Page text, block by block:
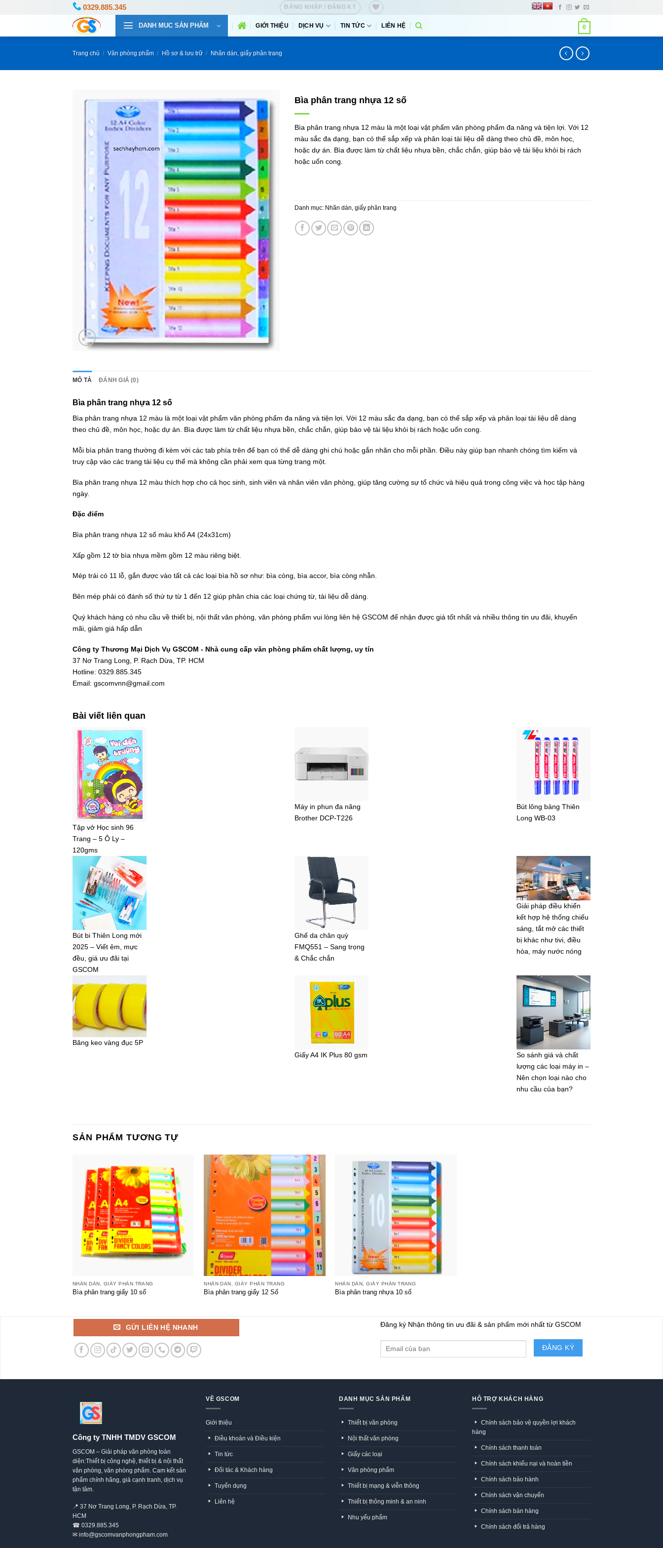
dung
0329.885.345 ĐĂNG NHẬP / ĐĂNG KÝ
DANH MUC SẢN PHẨM GIỚI THIỆU DỊCH VỤ TIN TỨC LIÊN HỆ 0
Trang chủ / Văn phòng phẩm / Hồ sơ & lưu trữ / Nhãn dán, giấy phân trang
Bìa phân trang nhựa 12 số
Bìa phân trang nhựa 12 màu là một loại vật phẩm văn phòng phẩm đa năng và tiện lợi. Với 12
màu sắc đa dạng, bạn có thể sắp xếp và phân loại tài liệu dễ dàng theo chủ đề, môn học,
hoặc dự án. Bìa được làm từ chất liệu nhựa bền, chắc chắn, giúp bảo vệ tài liệu khỏi bị rách
hoặc uốn cong.
Danh mục: Nhãn dán, giấy phân trang
MÔ TẢ ĐÁNH GIÁ (0)
Bìa phân trang nhựa 12 số
Bìa phân trang nhựa 12 màu là một loại vật phẩm văn phòng phẩm đa năng và tiện lợi. Với 12 màu sắc đa dạng, bạn có thể sắp xếp và phân loại tài liệu dễ dàng
theo chủ đề, môn học, hoặc dự án. Bìa được làm từ chất liệu nhựa bền, chắc chắn, giúp bảo vệ tài liệu khỏi bị rách hoặc uốn cong.
Mỗi bìa phân trang thường đi kèm với các tab phía trên để bạn có thể dễ dàng ghi chú hoặc gắn nhãn cho mỗi phần. Điều này giúp bạn nhanh chóng tìm kiếm và
truy cập vào các trang tài liệu cụ thể mà không cần phải xem qua từng trang một.
Bìa phân trang nhựa 12 màu thích hợp cho cả học sinh, sinh viên và nhân viên văn phòng, giúp tăng cường sự tổ chức và hiệu quả trong công việc và học tập hàng
ngày.
Đặc điểm
Bìa phân trang nhựa 12 số màu khổ A4 (24x31cm)
Xấp gồm 12 tờ bìa nhựa mềm gồm 12 màu riêng biệt.
Mép trái có 11 lỗ, gắn được vào tất cả các loại bìa hồ sơ như: bìa còng, bìa accor, bìa còng nhẫn.
Bên mép phải có đánh số thứ tự từ 1 đến 12 giúp phân chia các loại chứng từ, tài liệu dễ dàng.
Quý khách hàng có nhu cầu về thiết bị, nội thất văn phòng, văn phòng phẩm vui lòng liên hệ GSCOM để nhận được giá tốt nhất và nhiều thông tin ưu đãi, khuyến
mãi, giảm giá hấp dẫn
Công ty Thương Mại Dịch Vụ GSCOM - Nhà cung cấp văn phòng phẩm chất lượng, uy tín
37 Nơ Trang Long, P. Rạch Dừa, TP. HCM
Hotline: 0329.885.345
Email: gscomvnn@gmail.com
Bài viết liên quan
Tập vở Học sinh 96
Trang – 5 Ô Ly –
120gms
Máy in phun đa năng
Brother DCP-T226
Bút lông bảng Thiên
Long WB-03
Bút bi Thiên Long mới
2025 – Viết êm, mực
đều, giá ưu đãi tại
GSCOM
Ghế da chân quỳ
FMQ551 – Sang trọng
& Chắc chắn
Giải pháp điều khiển
kết hợp hệ thống chiếu
sáng, tắt mở các thiết
bị khác như tivi, điều
hòa, máy nước nóng
Băng keo vàng đục 5P
Giấy A4 IK Plus 80 gsm
So sánh giá và chất
lượng các loại máy in –
Nên chọn loại nào cho
nhu cầu của bạn?
SẢN PHẨM TƯƠNG TỰ
NHÃN DÁN, GIẤY PHÂN TRANG
Bìa phân trang giấy 10 số
+
NHÃN DÁN, GIẤY PHÂN TRANG
Bìa phân trang giấy 12 Số
NHÃN DÁN, GIẤY PHÂN TRANG
Bìa phân trang nhựa 10 số
GỬI LIÊN HỆ NHANH Đăng ký Nhận thông tin ưu đãi & sản phẩm mới nhất từ GSCOM
Công ty TNHH TMDV GSCOM
GSCOM – Giải pháp văn phòng toàn
diện:Thiết bị công nghệ, thiết bị & nội thất
văn phòng, văn phòng phẩm. Cam kết sản
phẩm chính hãng, giá cạnh tranh, dịch vụ
tận tâm.
📍 37 Nơ Trang Long, P. Rạch Dừa, TP.
HCM
☎ 0329.885.345
✉ info@gscomvanphongpham.com
VỀ GSCOM
Giới thiệu
Điều khoản và Điều kiện
Tin tức
Đối tác & Khách hàng
Tuyển dụng
Liên hệ
DANH MỤC SẢN PHẨM
Thiết bị văn phòng
Nội thất văn phòng
Giấy các loại
Văn phòng phẩm
Thiết bị mạng & viễn thông
Thiết bị thông minh & an ninh
Nhu yếu phẩm
HỖ TRỢ KHÁCH HÀNG
Chính sách bảo vệ quyền lợi khách
hàng
Chính sách thanh toán
Chính sách khiếu nại và hoàn tiền
Chính sách bảo hành
Chính sách vận chuyển
Chính sách bán hàng
Chính sách đổi trả hàng